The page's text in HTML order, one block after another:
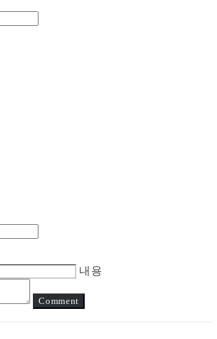
내용
Comment